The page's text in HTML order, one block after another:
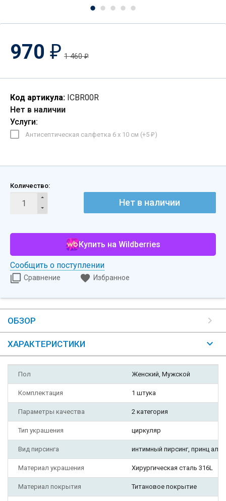
970 ₽ 1 460₽
Код артикула: ICBR00R
Нет в наличии
Услуги:
Антисептическая салфетка 6 х 10 см (+5 ₽ )
Количество:
Нет в наличии
Купить на Wildberries
Сообщить о поступлении
Сравнение Избранное
ОБЗОР
ХАРАКТЕРИСТИКИ
Пол Женский, Мужской
Комплектация 1 штука
Параметры качества 2 категория
Тип украшения циркуляр
Вид пирсинга интимный пирсинг, принц
Материал украшения Хирургическая сталь 316L
Материал покрытия Титановое покрытие